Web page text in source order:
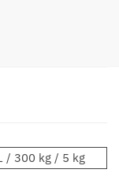
/ 300 kg / 5 kg